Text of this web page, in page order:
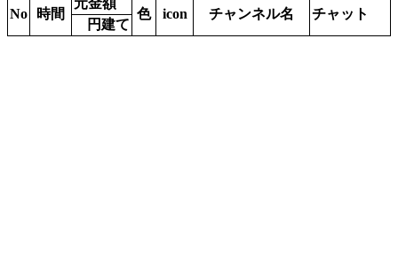
No 時間
元金額
色 icon チャンネル名 チャット
円建て